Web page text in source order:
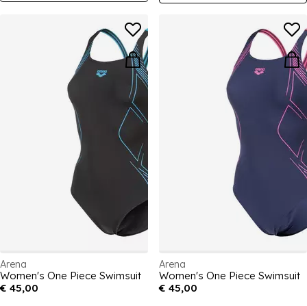
Arena
Women's One Piece Swimsuit
€ 45,00
Arena
Women's One Piece Swimsuit
€ 45,00